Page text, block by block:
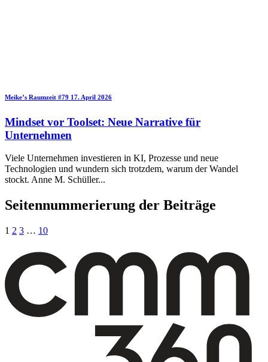
Meike’s Raumzeit #79 17. April 2026
Mindset vor Toolset: Neue Narrative für
Unternehmen
Viele Unternehmen investieren in KI, Prozesse und neue
Technologien und wundern sich trotzdem, warum der Wandel
stockt. Anne M. Schüller...
Seitennummerierung der Beiträge
1 2 3 … 10